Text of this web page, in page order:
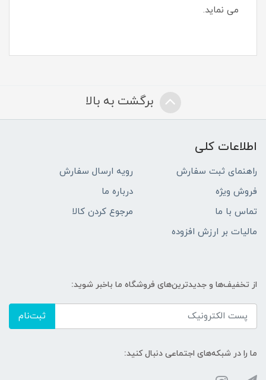
می نماید.
برگشت به بالا
اطلاعات کلی
راهنمای ثبت سفارش
رویه ارسال سفارش
فروش ویژه
درباره ما
تماس با ما
مرجوع کردن کالا
مالیات بر ارزش افزوده
از تخفیف‌ها و جدیدترین‌های فروشگاه ما باخبر شوید:
ثبت‌نام
ما را در شبکه‌های اجتماعی دنبال کنید: